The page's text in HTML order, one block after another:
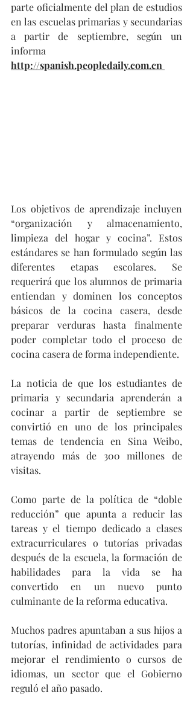
parte oficialmente del plan de estudios
en las escuelas primarias y secundarias
a partir de septiembre, según un
http://spanish.peopledaily.com.cn
Los objetivos de aprendizaje incluyen
“organización y almacenamiento,
limpieza del hogar y cocina”. Estos
estándares se han formulado según las
diferentes etapas escolares. Se
requerirá que los alumnos de primaria
entiendan y dominen los conceptos
básicos de la cocina casera, desde
preparar verduras hasta finalmente
poder completar todo el proceso de
cocina casera de forma independiente.
La noticia de que los estudiantes de
primaria y secundaria aprenderán a
cocinar a partir de septiembre se
convirtió en uno de los principales
temas de tendencia en Sina Weibo,
atrayendo más de 300 millones de
visitas.
Como parte de la política de “doble
reducción” que apunta a reducir las
tareas y el tiempo dedicado a clases
extracurriculares o tutorías privadas
después de la escuela, la formación de
habilidades para la vida se ha
convertido en un nuevo punto
culminante de la reforma educativa.
Muchos padres apuntaban a sus hijos a
tutorías, infinidad de actividades para
mejorar el rendimiento o cursos de
idiomas, un sector que el Gobierno
reguló el año pasado.